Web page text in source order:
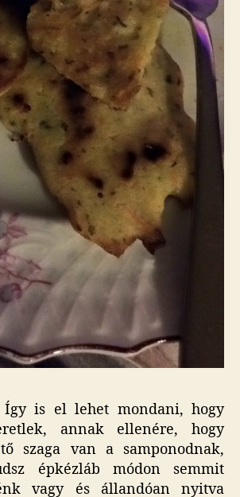
is el lehet mondani, hogy
annak ellenére, hogy
szaga van a samponodnak,
épkézláb módon semmit
vagy és állandóan nyitva